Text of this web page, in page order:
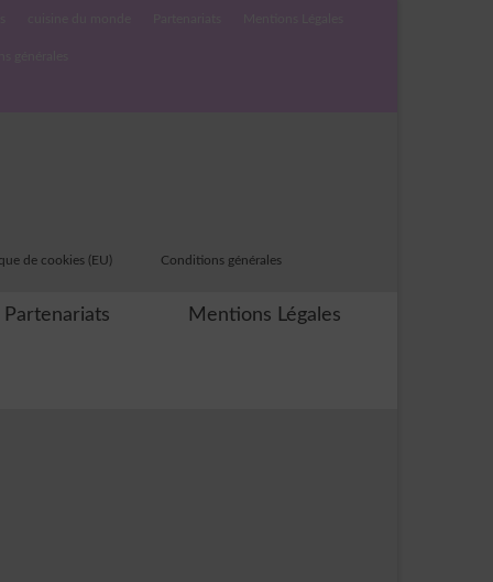
de cookies (EU) Conditions générales
Partenariats Mentions Légales